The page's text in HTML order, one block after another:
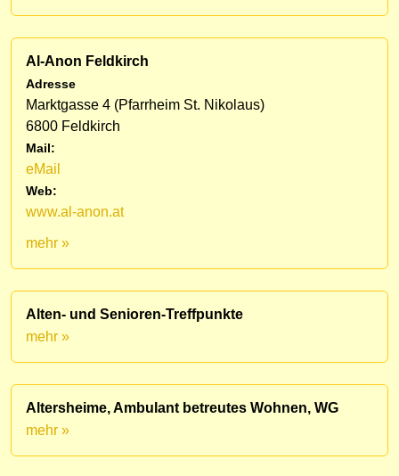
Al-Anon Feldkirch
Adresse
Marktgasse 4 (Pfarrheim St. Nikolaus)
6800 Feldkirch
Mail:
eMail
Web:
www.al-anon.at
mehr »
Alten- und Senioren-Treffpunkte
mehr »
Altersheime, Ambulant betreutes Wohnen, WG
mehr »